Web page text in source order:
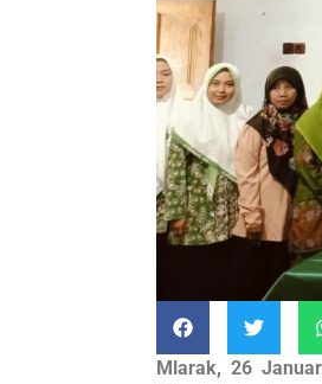
Mlarak, 26